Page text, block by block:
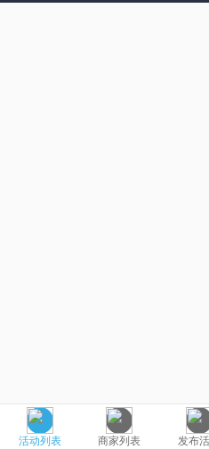
活动列表 商家列表 发布